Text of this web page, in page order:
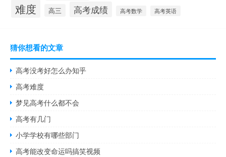
难度 高三 高考成绩 高考数学 高考英语
猜你想看的文章
高考没考好怎么办知乎
高考难度
梦见高考什么都不会
高考有几门
小学学校有哪些部门
高考能改变命运吗搞笑视频